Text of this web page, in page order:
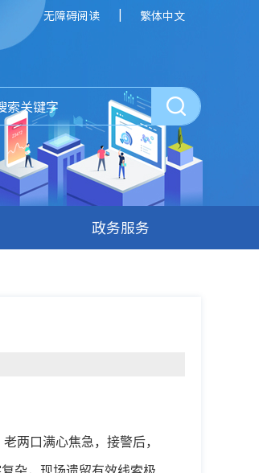
无障碍阅读 | 繁体中文
政务服务
老两口满心焦急， 接警后，